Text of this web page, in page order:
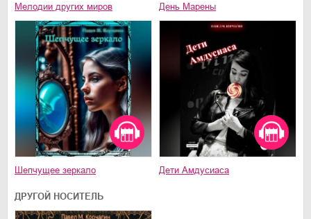
Мелодии других миров День Марены
Шепчущее зеркало Дети Амдусиаса
ДРУГОЙ НОСИТЕЛЬ